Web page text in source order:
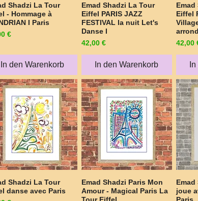
Schnellansicht
Shadzi La Tour
- Hommage à
I Paris
€
In den Warenkorb
Schnellansicht
Emad Shadzi La Tour
Eiffel PARIS JAZZ
FESTIVAL la nuit Let's
Danse I
Preis
42,00 €
In den Warenkorb
Emad
Eiffel
Preis
42,00
Schnellansicht
Shadzi La Tour
danse avec Paris
Schnellansicht
Emad Shadzi Paris Mon
Amour - Magical Paris La
Tour Eiffel
Emad
joue
Paris